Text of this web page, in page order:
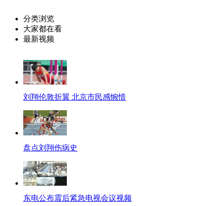
分类浏览
大家都在看
最新视频
刘翔伦敦折翼 北京市民感惋惜
盘点刘翔伤病史
东电公布震后紧急电视会议视频